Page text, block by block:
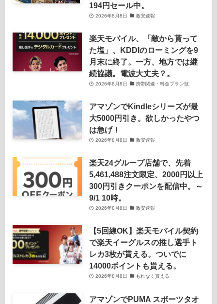
194円セール中。
2026年8月8日 激安速報
楽天モバイル、「敵から貰って
た塩」、KDDIのローミングを9
月末に終了。一方、地方では継
続協議。電波大丈夫？。
2026年8月8日 携帯関連・料金プラン技
アマゾンでKindleシリーズが最
大5000円引き。欲しかったやつ
は急げ！
2026年8月8日 激安速報
楽天24グループ店舗で、先着
5,461,488注文限定、2000円以上
300円引きクーポンを配信中。～
9/1 10時。
2026年8月8日 激安速報
【5回線OK】楽天モバイル契約
で楽天イーグルスの推し選手ト
レカ3枚が貰える。ついでに
14000ポイントも貰える。
2026年8月8日 もれなく貰える
アマゾンでPUMA スポーツタオ